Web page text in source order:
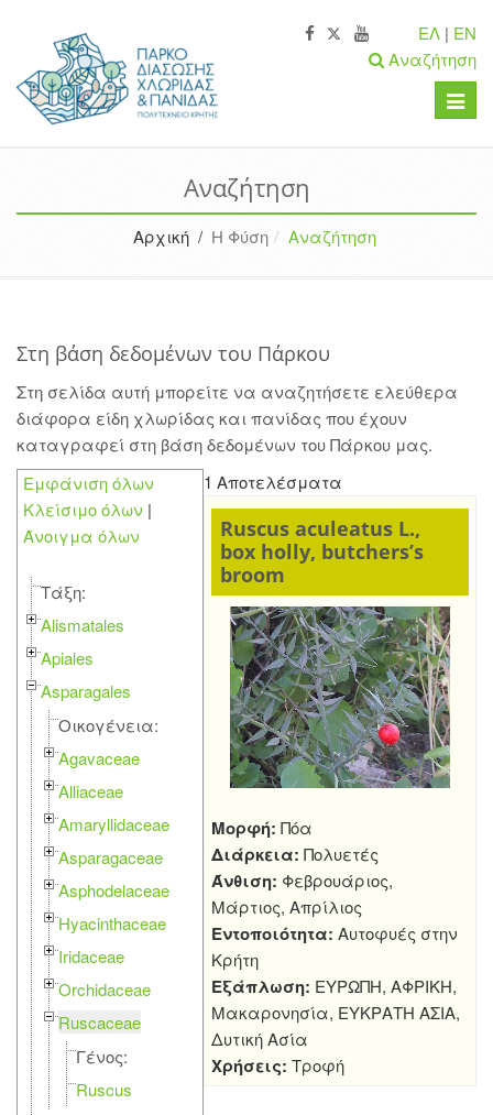
ΕΛ | EN
Αναζήτηση
Toggle
Αναζήτηση
Αρχική / Η Φύση Αναζήτηση
Στη βάση δεδομένων του Πάρκου
Στη σελίδα αυτή μπορείτε να αναζητήσετε ελεύθερα
διάφορα είδη χλωρίδας και πανίδας που έχουν
καταγραφεί στη βάση δεδομένων του Πάρκου μας.
Εμφάνιση όλων
Κλείσιμο όλων |
Άνοιγμα όλων
Τάξη:
Alismatales
Apiales
Asparagales
Οικογένεια:
Agavaceae
Alliaceae
Amaryllidaceae
Asparagaceae
Asphodelaceae
Hyacinthaceae
Iridaceae
Orchidaceae
Ruscaceae
Γένος:
Ruscus
1 Αποτελέσματα
Ruscus aculeatus L.,
box holly, butchers’s
broom
Μορφή: Πόα
Διάρκεια: Πολυετές
Άνθιση: Φεβρουάριος,
Μάρτιος, Απρίλιος
Εντοποιότητα: Αυτοφυές στην
Κρήτη
Εξάπλωση: ΕΥΡΩΠΗ, ΑΦΡΙΚΗ,
Μακαρονησία, ΕΥΚΡΑΤΗ ΑΣΙΑ,
Δυτική Ασία
Χρήσεις: Τροφή